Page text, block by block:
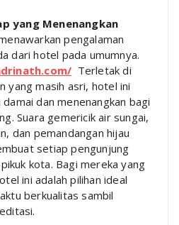
yang Menenangkan
pengalaman
dari hotel pada umumnya.
Terletak di
yang masih asri, hotel ini
dan menenangkan bagi
Suara gemericik air sungai,
dan pemandangan hijau
setiap pengunjung
kota. Bagi mereka yang
ini adalah pilihan ideal
berkualitas sambil